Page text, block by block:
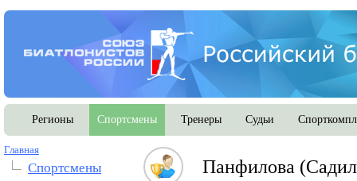
Регионы Спортсмены Тренеры Судьи
Главная
Спортсмены Панфилова